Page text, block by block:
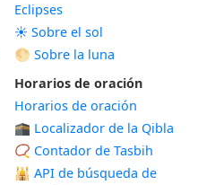
Eclipses
☀️ Sobre el sol
🌕 Sobre la luna
Horarios de oración
Horarios de oración
🕋 Localizador de la Qibla
📿 Contador de Tasbih
🕌 API de búsqueda de